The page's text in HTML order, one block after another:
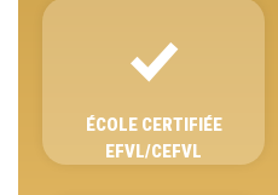
ÉCOLE CERTIFIÉE
EFVL/CEFVL